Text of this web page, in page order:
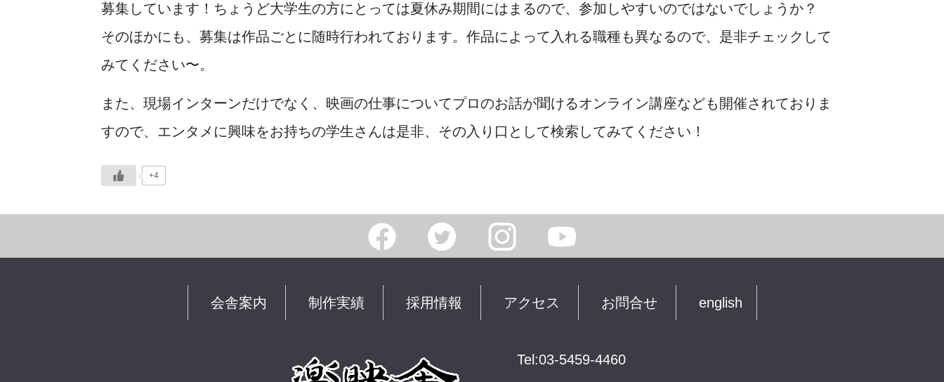
募集しています！ちょうど大学生の方にとっては夏休み期間にはまるので、参加しやすいのではないでしょうか？
そのほかにも、募集は作品ごとに随時行われております。作品によって入れる職種も異なるので、是非チェックして
みてください〜。
また、現場インターンだけでなく、映画の仕事についてプロのお話が聞けるオンライン講座なども開催されておりま
すので、エンタメに興味をお持ちの学生さんは是非、その入り口として検索してみてください！
+4
会舎案内 制作実績 採用情報 アクセス お問合せ english
Tel:03-5459-4460